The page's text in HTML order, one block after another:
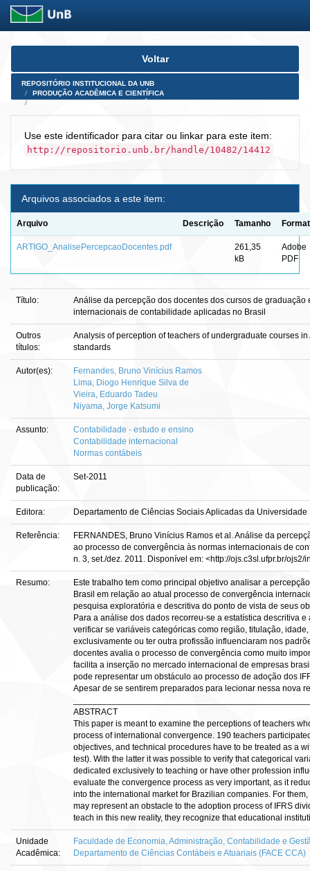
Skip
Voltar
REPOSITÓRIO INSTITUCIONAL DA UNB
PRODUÇÃO ACADÊMICA E CIENTÍFICA
Use este identificador para citar ou linkar para este item:
http://repositorio.unb.br/handle/10482/14412
Arquivos associados a este item:
Arquivo Descrição Tamanho
ARTIGO_AnalisePercepcaoDocentes.pdf
261,35
kB
Adobe
PDF
Título:
Análise da percepção dos docentes dos cursos de
internacionais de contabilidade aplicadas no Brasil
Outros
títulos:
Analysis of perception of teachers of undergraduate courses
standards
Autor(es):
Fernandes, Bruno Vinícius Ramos
Lima, Diogo Henrique Silva de
Vieira, Eduardo Tadeu
Niyama, Jorge Katsumi
Assunto:
Contabilidade - estudo e ensino
Contabilidade internacional
Normas contábeis
Data de
publicação:
Set-2011
Editora: Departamento de Ciências Sociais Aplicadas da
Referência:
FERNANDES, Bruno Vinícius Ramos et al. Análise da
ao processo de convergência às normas internacionais de
n. 3, set./dez. 2011. Disponível em: <http://ojs.c3sl.ufpr.br/
Resumo:
Este trabalho tem como principal objetivo analisar a
Brasil em relação ao atual processo de convergência
pesquisa exploratória e descritiva do ponto de vista de seus
Para a análise dos dados recorreu-se a estatística descritiva
verificar se variáveis categóricas como região, titulação,
exclusivamente ou ter outra profissão influenciaram nos
docentes avalia o processo de convergência como muito
facilita a inserção no mercado internacional de empresas
pode representar um obstáculo ao processo de adoção dos
Apesar de se sentirem preparados para lecionar nessa nova
ABSTRACT
This paper is meant to examine the perceptions of teachers
process of international convergence. 190 teachers
objectives, and technical procedures have to be treated as a
test). With the latter it was possible to verify that categorical
dedicated exclusively to teaching or have other profession
evaluate the convergence process as very important, as it
into the international market for Brazilian companies. For
may represent an obstacle to the adoption process of IFRS
teach in this new reality, they recognize that educational
Unidade
Acadêmica:
Faculdade de Economia, Administração, Contabilidade e
Departamento de Ciências Contábeis e Atuariais (FACE CCA)